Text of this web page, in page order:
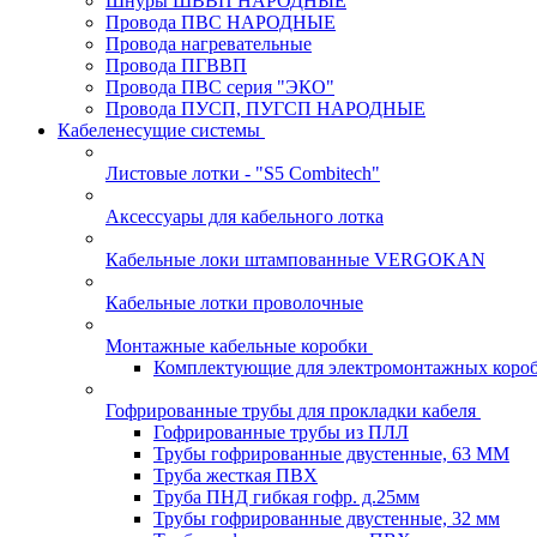
Провода ПВС НАРОДНЫЕ
Провода нагревательные
Провода ПГВВП
Провода ПВС серия "ЭКО"
Провода ПУСП, ПУГСП НАРОДНЫЕ
Кабеленесущие системы
Листовые лотки - "S5 Combitech"
Аксессуары для кабельного лотка
Кабельные локи штампованные VERGOKAN
Кабельные лотки проволочные
Монтажные кабельные коробки
Комплектующие для электромонтажных
Гофрированные трубы для прокладки кабеля
Гофрированные трубы из ПЛЛ
Трубы гофрированные двустенные, 63 ММ
Труба жесткая ПВХ
Труба ПНД гибкая гофр. д.25мм
Трубы гофрированные двустенные, 32 мм